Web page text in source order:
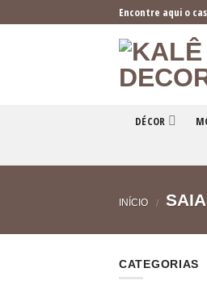
to
Encontre aqui o
DÉCOR
INÍCIO /
CATEGORIAS